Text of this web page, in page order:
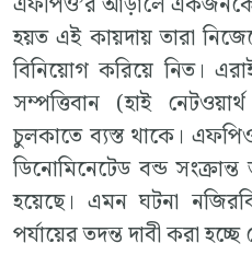
হয়ত এই কায়দায় তারা
বিনিয়োগ করিয়ে নিত।
সম্পত্তিবান (হাই
চুলকাতে ব্যস্ত থাকে।
ডিনোমিনেটেড বন্ড
হয়েছে। এমন ঘটনা
পর্যায়ের তদন্ত দাবী করা